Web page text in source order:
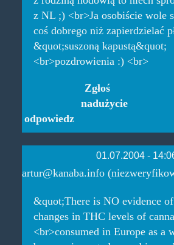
z NL ;) <br>Ja osobiście wole
coś dobrego niż zapierdzielać
&quot;suszoną kapustą&quot;
<br>pozdrowienia :) <br>
odpowiedz
Zgłoś
nadużycie
01.07.2004 -
artur@kanaba.info
&quot;There is NO evidence
changes in THC levels of
<br>consumed in Europe as a